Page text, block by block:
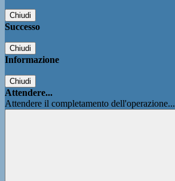
Chiudi
Successo
Chiudi
Informazione
Chiudi
Attendere...
Attendere il completamento dell'operazione...